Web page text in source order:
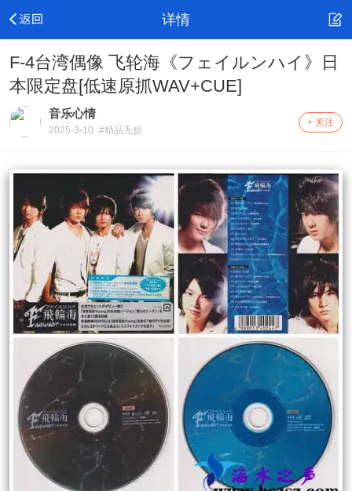
详情
F-4台湾偶像 飞轮海《フェイルンハイ》日
本限定盘[低速原抓WAV+CUE]
音乐心情
2025-3-10 #精品无损
+ 关注